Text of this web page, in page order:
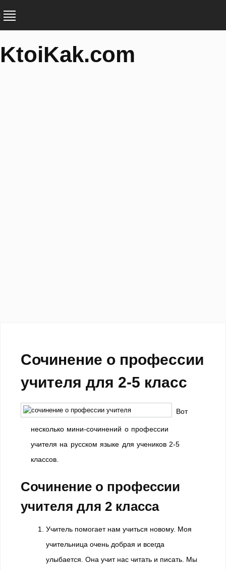
KtoiKak.com
Сочинение о профессии
учителя для 2-5 класс
Вот
несколько мини-сочинений о профессии
учителя на русском языке для учеников 2-5
классов.
Сочинение о профессии
учителя для 2 класса
Учитель помогает нам учиться новому. Моя
учительница очень добрая и всегда
улыбается. Она учит нас читать и писать. Мы